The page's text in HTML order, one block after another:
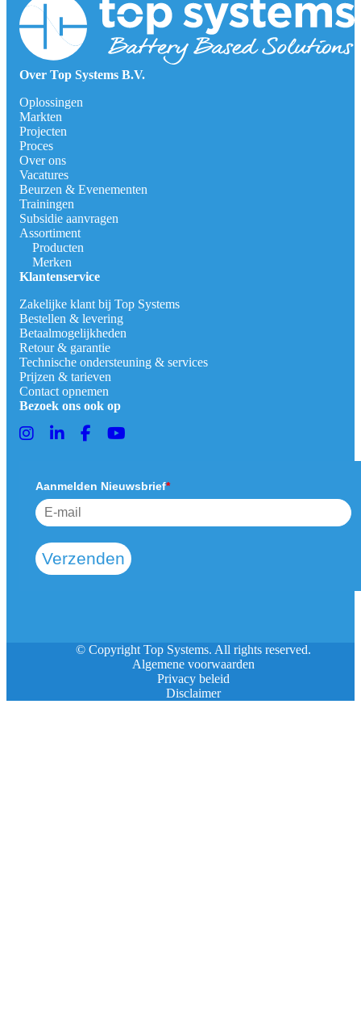
Over Top Systems B.V.
Oplossingen
Markten
Projecten
Proces
Over ons
Vacatures
Beurzen & Evenementen
Trainingen
Subsidie aanvragen
Assortiment
Producten
Merken
Klantenservice
Zakelijke klant bij Top Systems
Bestellen & levering
Betaalmogelijkheden
Retour & garantie
Technische ondersteuning & services
Prijzen & tarieven
Contact opnemen
Bezoek ons ook op
Aanmelden Nieuwsbrief*
Verzenden
© Copyright Top Systems. All rights reserved.
Algemene voorwaarden
Privacy beleid
Disclaimer